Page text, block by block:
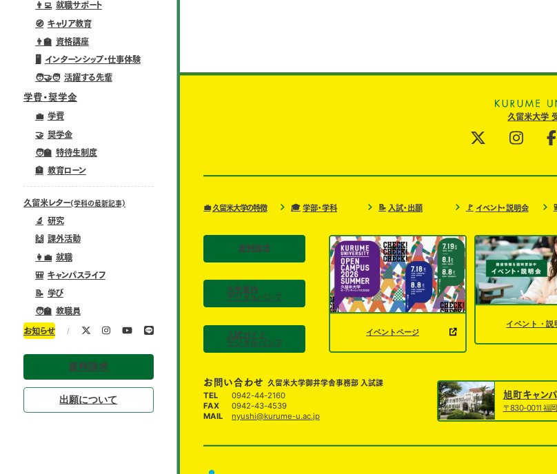
👨‍💻 就職サポート
🧭 キャリア教育
👨‍🏫 資格講座
🖥️ インターンシップ・仕事体験
🧑‍🤝‍🧑 活躍する先輩
学費・奨学金
💼 学費
🤝 奨学金
🧑‍🏫 特待生制度
🏦 教育ローン
久留米レター(学科の最新記事)
🔬 研究
🙌 課外活動
👩‍💼 就職
🎒 キャンパスライフ
📝 学び
🧑‍🏫 教職員
お知らせ /
資料請求
出願について
久留米大学
💼 久留米大学の特徴 🎓 学部・学科 📝 入試・出願 🚩 イベント・説明会
資料請求
大学案内
デジタルパンフ
入試ガイド
デジタルパンフ
イベントページ
イベント・説
お問い合わせ 久留米大学御井学舎事務部 入試課
TEL
0942-44-2160
FAX
0942-43-4539
MAIL
nyushi@kurume-u.ac.jp
旭町キャン
〒830-0011 福